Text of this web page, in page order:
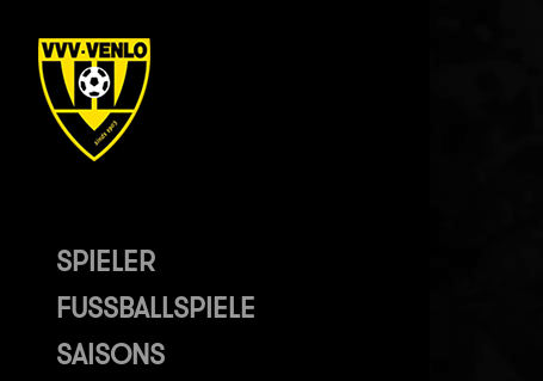
SPIELER
FUSSBALLSPIELE
SAISONS